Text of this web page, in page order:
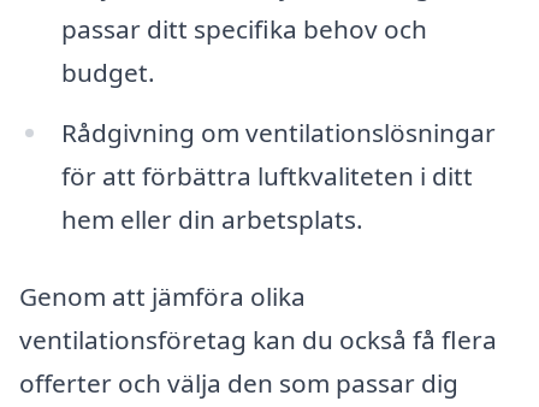
passar ditt specifika behov och
budget.
Rådgivning om ventilationslösningar
för att förbättra luftkvaliteten i ditt
hem eller din arbetsplats.
Genom att jämföra olika
ventilationsföretag kan du också få flera
offerter och välja den som passar dig